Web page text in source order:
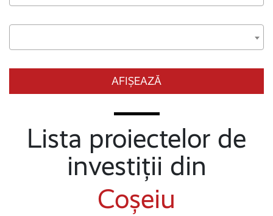
AFIȘEAZĂ
Lista proiectelor de
investiții din
Coșeiu